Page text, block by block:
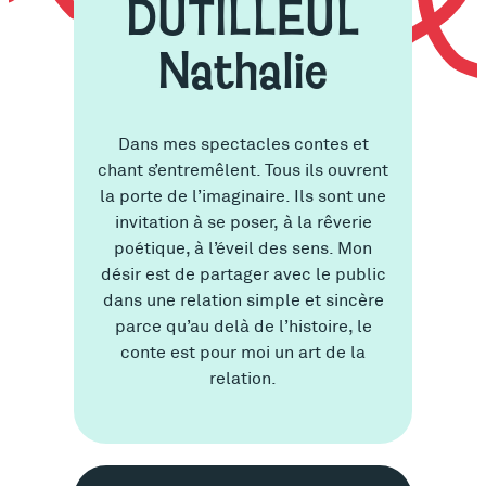
DUTILLEUL
Nathalie
Dans mes spectacles contes et
chant s’entremêlent. Tous ils ouvrent
la porte de l’imaginaire. Ils sont une
invitation à se poser, à la rêverie
poétique, à l’éveil des sens. Mon
désir est de partager avec le public
dans une relation simple et sincère
parce qu’au delà de l’histoire, le
conte est pour moi un art de la
relation.